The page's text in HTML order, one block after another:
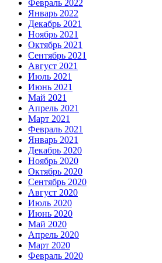
Февраль 2022
Январь 2022
Декабрь 2021
Ноябрь 2021
Октябрь 2021
Сентябрь 2021
Август 2021
Июль 2021
Июнь 2021
Май 2021
Апрель 2021
Март 2021
Февраль 2021
Январь 2021
Декабрь 2020
Ноябрь 2020
Октябрь 2020
Сентябрь 2020
Август 2020
Июль 2020
Июнь 2020
Май 2020
Апрель 2020
Март 2020
Февраль 2020